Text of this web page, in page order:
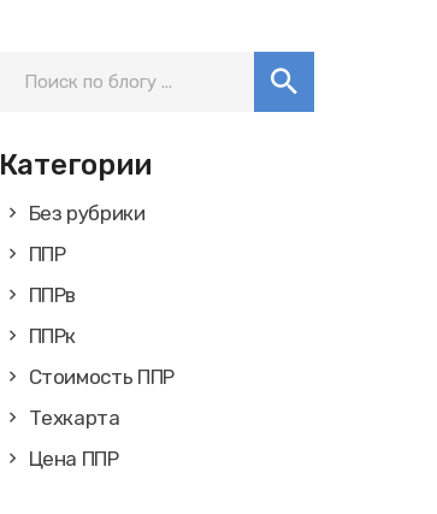
Категории
Без рубрики
ППР
ППРв
ППРк
Стоимость ППР
Техкарта
Цена ППР